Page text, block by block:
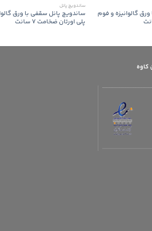
گالوانیزه و فوم
ساندویچ پانل
ساندویچ پانل سقفی با ورق
پلی اورتان ضخامت 7 سانت